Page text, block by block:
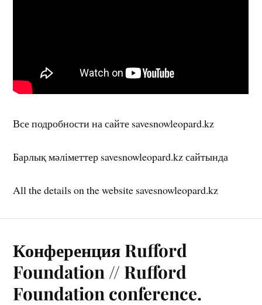
Все подробности на сайте savesnowleopard.kz
Барлық мәліметтер savesnowleopard.kz сайтында
All the details on the website savesnowleopard.kz
Конференция Rufford
Foundation // Rufford
Foundation conference.